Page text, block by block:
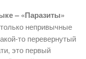
– «Паразиты»
непривычные
то перевернутый
это первый